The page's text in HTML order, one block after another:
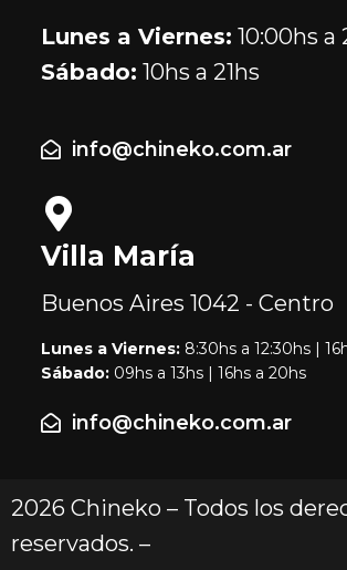
Lunes a Viernes: 10:00hs a
Sábado: 10hs a 21hs
info@chineko.com.ar
Villa María
Buenos Aires1042 - Centro
Lunes a Viernes: 8:30hs a 12:30hs |
Sábado: 09hs a 13hs | 16hs a 20hs
info@chineko.com.ar
2026 Chineko – Todos los
reservados. –